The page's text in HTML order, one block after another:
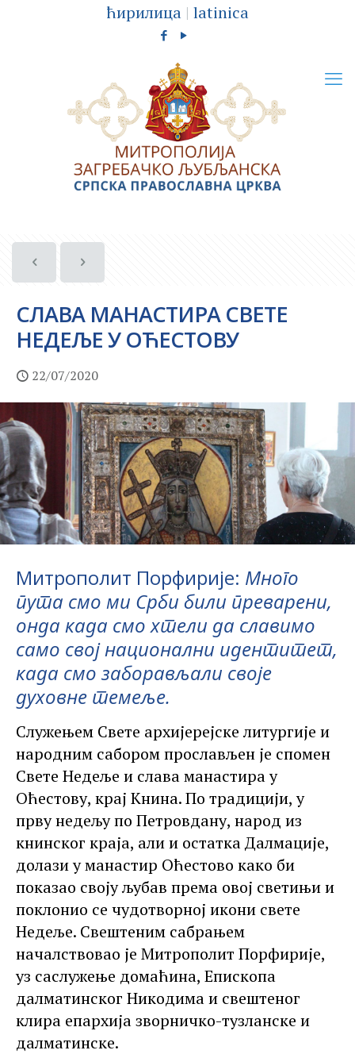
ћирилица | latinica
СЛАВА МАНАСТИРА СВЕТЕ
НЕДЕЉЕ У ОЋЕСТОВУ
22/07/2020
Митрополит Порфирије: Много
пута смо ми Срби били преварени,
онда када смо хтели да славимо
само свој национални идентитет,
када смо заборављали своје
духовне темеље.
Служењем Свете архијерејске литургије и
народним сабором прослављен је спомен
Свете Недеље и слава манастира у
Оћестову, крај Книна. По традицији, у
прву недељу по Петровдану, народ из
книнског краја, али и остатка Далмације,
долази у манастир Оћестово како би
показао своју љубав према овој светињи и
поклонио се чудотворној икони свете
Недеље. Свештеним сабрањем
началствовао је Митрополит Порфирије,
уз саслужење домаћина, Епископа
далматинског Никодима и свештеног
клира епархија зворничко-тузланске и
далматинске.